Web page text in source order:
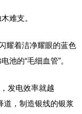
难支。
耀着洁净耀眼的蓝色
池的“毛细血管”。
发电效率就越
道，制造银线的银浆